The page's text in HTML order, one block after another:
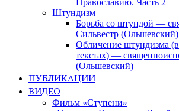
Православию. Часть 2
Штундизм
Борьба со штундой —
Сильвестр (Ольшевский)
Обличение штундизма
текстах) —
(Ольшевский)
ПУБЛИКАЦИИ
ВИДЕО
Фильм «Ступени»